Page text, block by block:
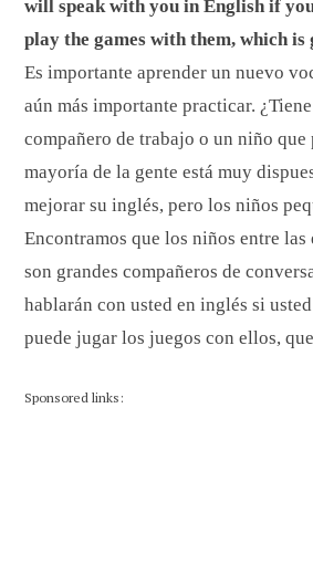
will speak with you in English if
play the games with them, which
Es importante aprender un nuevo
aún más importante practicar.
compañero de trabajo o un niño que
mayoría de la gente está muy
mejorar su inglés, pero los niños
Encontramos que los niños entre las
son grandes compañeros de
hablarán con usted en inglés si
puede jugar los juegos con ellos,
Sponsored links: